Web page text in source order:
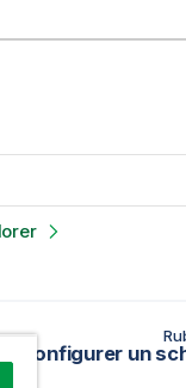
Configurer un